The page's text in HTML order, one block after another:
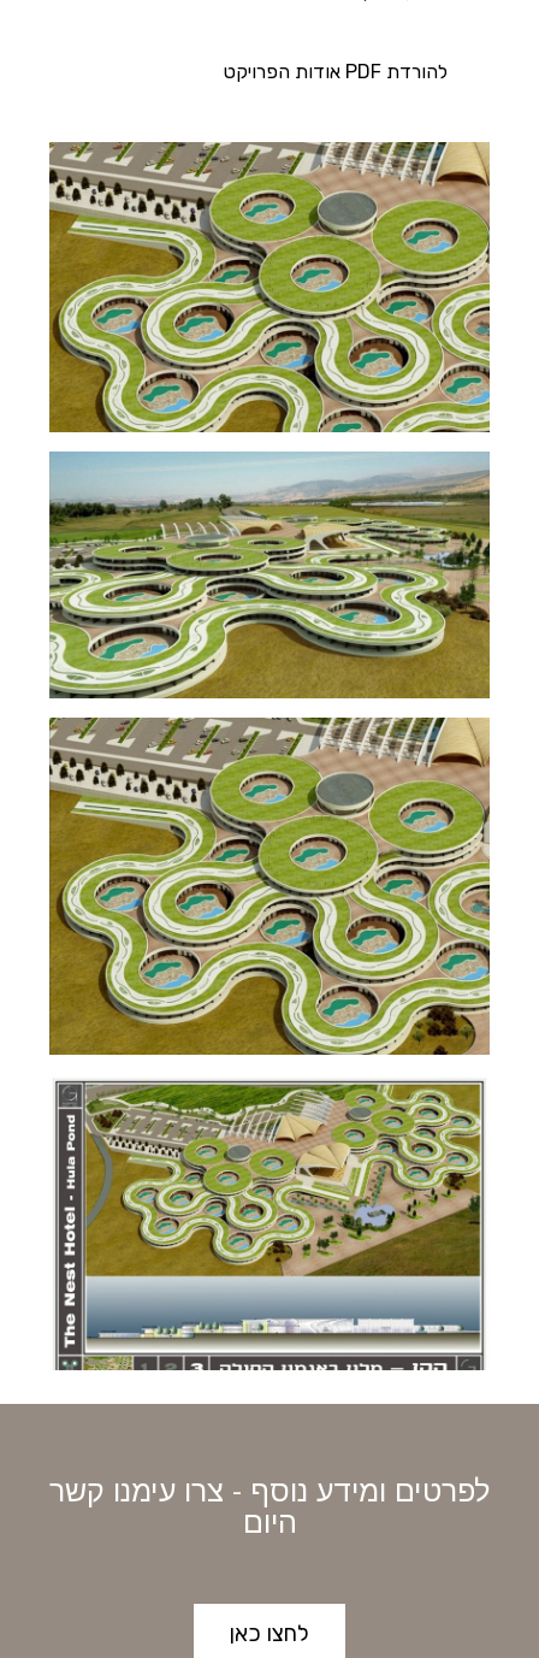
להורדת PDF אודות הפרויקט
לפרטים ומידע נוסף - צרו עימנו קשר
היום
לחצו כאן